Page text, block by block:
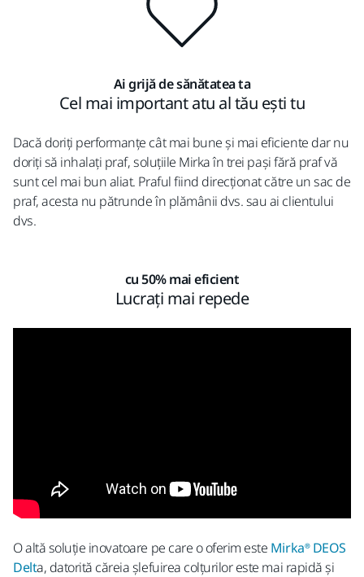
Ai grijă de sănătatea ta
Cel mai important atu al tău ești tu
Dacă doriți performanțe cât mai bune și mai eficiente dar nu
doriți să inhalați praf, soluțiile Mirka în trei pași fără praf vă
sunt cel mai bun aliat. Praful fiind direcționat către un sac de
praf, acesta nu pătrunde în plămânii dvs. sau ai clientului
dvs.
cu 50% mai eficient
Lucrați mai repede
O altă soluție inovatoare pe care o oferim este Mirka® DEOS
Delta, datorită căreia șlefuirea colțurilor este mai rapidă și